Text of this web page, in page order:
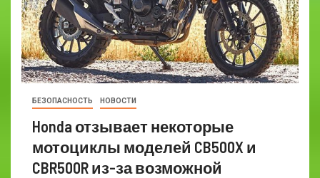
БЕЗОПАСНОСТЬ НОВОСТИ
Honda отзывает некоторые
мотоциклы моделей CB500X и
CBR500R из-за возможной